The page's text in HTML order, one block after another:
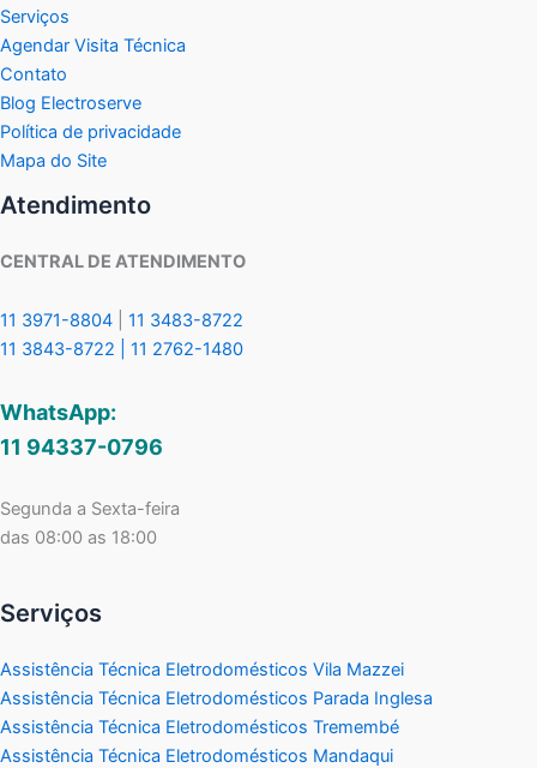
Serviços
Agendar Visita Técnica
Contato
Blog Electroserve
Política de privacidade
Mapa do Site
Atendimento
CENTRAL DE ATENDIMENTO
11 3971-8804
11 3483-8722
11 3843-8722 | 11 2762-1480
WhatsApp:
11 94337-0796
Segunda a Sexta-feira
das 08:00 as 18:00
Serviços
Assistência Técnica Eletrodomésticos Vila Mazzei
Assistência Técnica Eletrodomésticos Parada Inglesa
Assistência Técnica Eletrodomésticos Tremembé
Assistência Técnica Eletrodomésticos Mandaqui